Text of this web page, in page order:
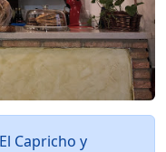
Capricho y